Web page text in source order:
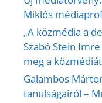
Miklós
„A közmédia a
Szabó Stein
meg a közmédiát
Galambos
tanulságairól –